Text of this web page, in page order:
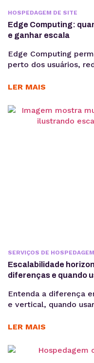
HOSPEDAGEM DE SITE
Edge Computing:
e ganhar escala
Edge Computing
perto dos usuários,
funciona, quais são
Aplicações modernas
mais rápido. Seja em
LER MAIS
SERVIÇOS DE HOSPEDAGEM
Escalabilidade
diferenças e quando
Entenda a diferença
e vertical, quando
faz mais sentido para
nem sempre resolve
LER MAIS